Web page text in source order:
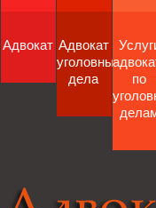
Адвокат Адвокат
уголовные
дела
по